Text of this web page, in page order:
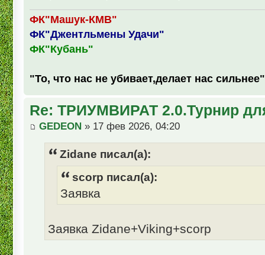
ФК"Машук-КМВ"
ФК"Джентльмены Удачи"
ФК"Кубань"
"То, что нас не убивает,делает нас сильнее"
Re: ТРИУМВИРАТ 2.0.Турнир
GEDEON » 17 фев 2026, 04:20
Zidane писал(а):
scorp писал(а):
Заявка
Заявка Zidane+Viking+scorp